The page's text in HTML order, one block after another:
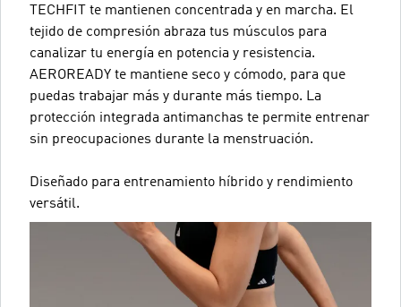
TECHFIT te mantienen concentrada y en marcha. El
tejido de compresión abraza tus músculos para
canalizar tu energía en potencia y resistencia.
AEROREADY te mantiene seco y cómodo, para que
puedas trabajar más y durante más tiempo. La
protección integrada antimanchas te permite entrenar
sin preocupaciones durante la menstruación.
Diseñado para entrenamiento híbrido y rendimiento
versátil.